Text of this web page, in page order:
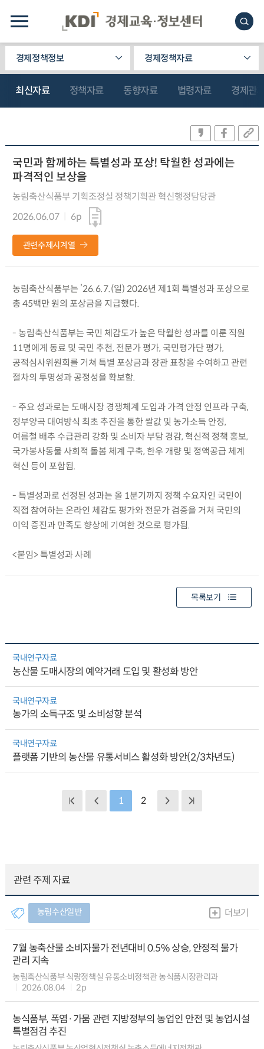
경제정책정보 경제정책자료
최신자료 정책자료 동향자료 법령자료 경제관
국민과 함께하는 특별성과 포상! 탁월한 성과에는
파격적인 보상을
농림축산식품부 기획조정실 정책기획관 혁신행정담당관
2026.06.07
6p
관련주제시계열
농림축산식품부는 ’26.6.7.(일) 2026년 제1회 특별성과 포상으로
총 45백만 원의 포상금을 지급했다.
- 농림축산식품부는 국민 체감도가 높은 탁월한 성과를 이룬 직원
11명에게 동료 및 국민 추천, 전문가 평가, 국민평가단 평가,
공적심사위원회를 거쳐 특별 포상금과 장관 표창을 수여하고 관련
절차의 투명성과 공정성을 확보함.
- 주요 성과로는 도매시장 경쟁체계 도입과 가격 안정 인프라 구축,
정부양곡 대여방식 최초 추진을 통한 쌀값 및 농가소득 안정,
여름철 배추 수급관리 강화 및 소비자 부담 경감, 혁신적 정책 홍보,
국가봉사동물 사회적 돌봄 체계 구축, 한우 개량 및 정액공급 체계
혁신 등이 포함됨.
- 특별성과로 선정된 성과는 올 1분기까지 정책 수요자인 국민이
직접 참여하는 온라인 체감도 평가와 전문가 검증을 거쳐 국민의
이익 증진과 만족도 향상에 기여한 것으로 평가됨.
<붙임> 특별성과 사례
목록보기
국내연구자료
농산물 도매시장의 예약거래 도입 및 활성화 방안
국내연구자료
농가의 소득구조 및 소비성향 분석
국내연구자료
플랫폼 기반의 농산물 유통서비스 활성화 방안(2/3차년도)
1 2
관련 주제 자료
농림수산일반 더보기
7월 농축산물 소비자물가 전년대비 0.5% 상승, 안정적 물가
관리 지속
농림축산식품부 식량정책실 유통소비정책관 농식품시장관리과
2026.08.04
2p
농식품부, 폭염·가뭄 관련 지방정부의 농업인 안전 및 농업시설
특별점검 추진